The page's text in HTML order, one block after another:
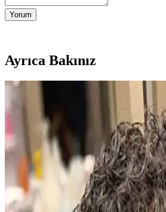
Yorum
Ayrıca Bakınız
2024 Erkek Yüz Şekline Uygun
Önerileri
2024 yılında yüz şekline uygun sakal
kişisel görünümünüzü geliştirin. Doğru
bakım, şıklığınızı artırır.
Clear Men Cool Sport Menthol
Kepeğe Karşı Uzun Süreli
Etki